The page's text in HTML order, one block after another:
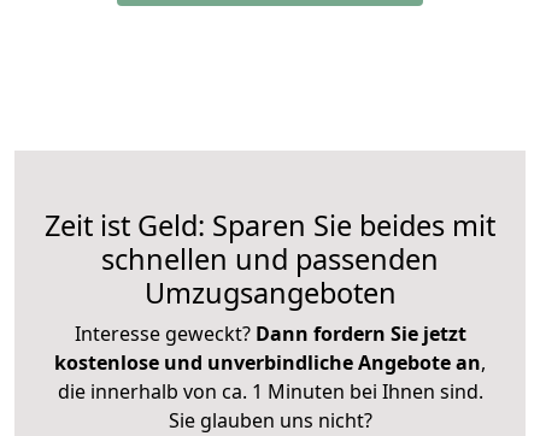
Zeit ist Geld: Sparen Sie beides mit
schnellen und passenden
Umzugsangeboten
Interesse geweckt? Dann fordern Sie jetzt
kostenlose und unverbindliche Angebote an,
die innerhalb von ca. 1 Minuten bei Ihnen sind.
Sie glauben uns nicht?